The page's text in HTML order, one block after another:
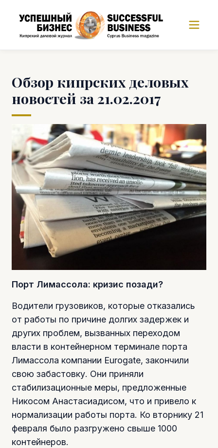
Обзор кипрских деловых
новостей за 21.02.2017
Порт Лимассола: кризис позади?
Водители грузовиков, которые отказались
от работы по причине долгих задержек и
других проблем, вызванных переходом
власти в контейнерном терминале порта
Лимассола компании Eurogate, закончили
свою забастовку. Они приняли
стабилизационные меры, предложенные
Никосом Анастасиадисом, что и привело к
нормализации работы порта. Ко вторнику 21
февраля было разгружено свыше 1000
контейнеров.